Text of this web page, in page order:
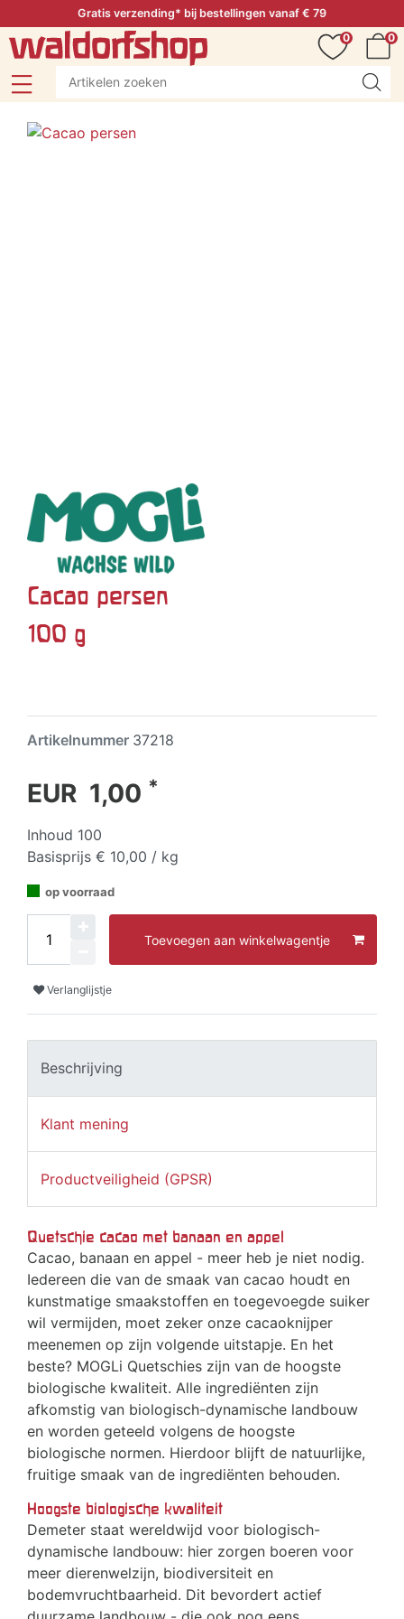
Gratis verzending* bij bestellingen vanaf € 79
0
0
Cacao persen
100 g
Artikelnummer 37218
EUR 1,00 *
Inhoud 100
Basisprijs € 10,00 / kg
op voorraad
Toevoegen aan winkelwagentje
Verlanglijstje
Beschrijving
Klant mening
Productveiligheid (GPSR)
Quetschie cacao met banaan en appel
Cacao, banaan en appel - meer heb je niet nodig.
Iedereen die van de smaak van cacao houdt en
kunstmatige smaakstoffen en toegevoegde suiker
wil vermijden, moet zeker onze cacaoknijper
meenemen op zijn volgende uitstapje. En het
beste? MOGLi Quetschies zijn van de hoogste
biologische kwaliteit. Alle ingrediënten zijn
afkomstig van biologisch-dynamische landbouw
en worden geteeld volgens de hoogste
biologische normen. Hierdoor blijft de natuurlijke,
fruitige smaak van de ingrediënten behouden.
Hoogste biologische kwaliteit
Demeter staat wereldwijd voor biologisch-
dynamische landbouw: hier zorgen boeren voor
meer dierenwelzijn, biodiversiteit en
bodemvruchtbaarheid. Dit bevordert actief